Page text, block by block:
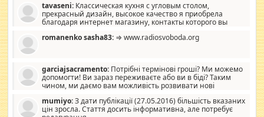
стандартные формы, в MebelOk, креативненько и что главное -
со вкусом все в порядке, без ненужных наворотов удорожающих
мебель, а это не последний фактор.
tavaseni: Классическая кухня с угловым столом,
прекрасный дизайн, высокое качество я приобрела
благодаря интернет магазину, контакты которого вы
romanenko sasha83: ⇒ www.radiosvoboda.org
garciajsacramento: Потрібні термінові гроші? Ми можемо
допомогти! Ви зараз переживаєте або ви в біді? Таким
чином, ми даємо вам можливість розвивати нові
допомагати людям, які намагаються дати їм шанс. Кожен
заслуговує на другий шанс, і, оскільки влада не зможе, вони
mumiyo:З дати публікації (27.05.2016) більшість вказаних
цін зросла. Стаття досить інформативна, але потребує